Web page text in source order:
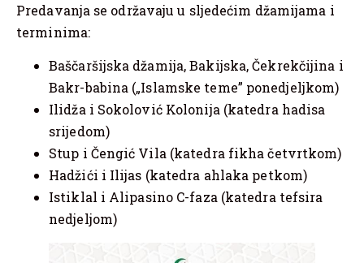
Predavanja se održavaju u sljedećim džamijama i
terminima:
Baščaršijska džamija, Bakijska, Čekrekčijina i
Bakr-babina („Islamske teme” ponedjeljkom)
Ilidža i Sokolović Kolonija (katedra hadisa
srijedom)
Stup i Čengić Vila (katedra fikha četvrtkom)
Hadžići i Ilijas (katedra ahlaka petkom)
Istiklal i Alipasino C-faza (katedra tefsira
nedjeljom)